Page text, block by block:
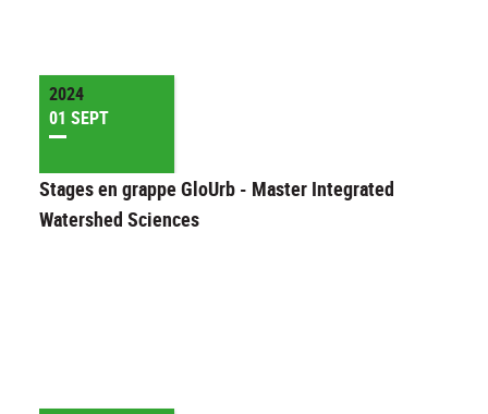
2024
01 SEPT
Stages en grappe GloUrb - Master Integrated
Watershed Sciences